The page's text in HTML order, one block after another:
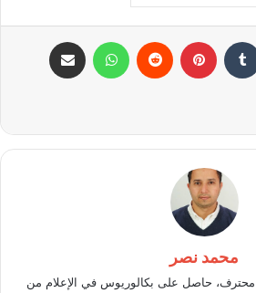
بينتيريست واتساب
محمد نصر
حاصل على بكالوريوس في الإعلام من